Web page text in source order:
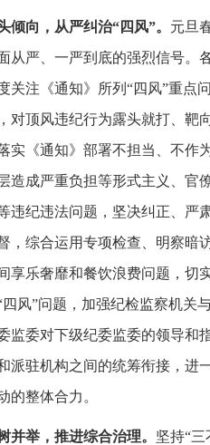
倾向，从严纠治“四风”。 元旦
从严、一严到底的强烈信号。
关注《通知》所列“四风”重点
对顶风违纪行为露头就打、靶
实《通知》部署不担当、不作
造成严重负担等形式主义、官
违纪违法问题，坚决纠正、严
，综合运用专项检查、明察暗
享乐奢靡和餐饮浪费问题，切
风”问题，加强纪检监察机关
监委对下级纪委监委的领导和
派驻机构之间的统筹衔接，进
的整体合力。
并举，推进综合治理。 坚持“